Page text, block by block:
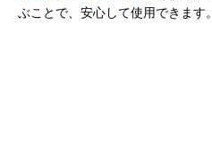
ぶことで、安心して使用できます。